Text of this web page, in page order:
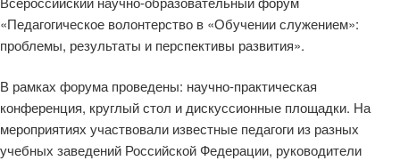
«Педагогическое волонтерство в «Обучении служением»:
проблемы, результаты и перспективы развития».
В рамках форума проведены: научно-практическая
конференция, круглый стол и дискуссионные площадки. На
мероприятиях участвовали известные педагоги из разных
учебных заведений Российской Федерации, руководители